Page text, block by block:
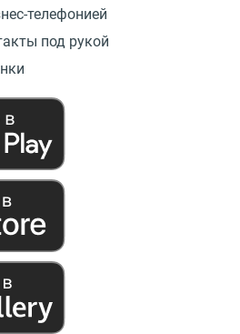
телефонией
под рукой